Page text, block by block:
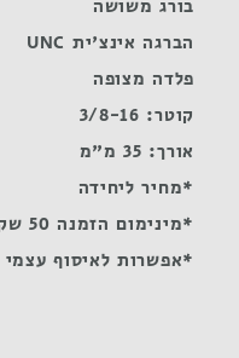
בורג משושה
הברגה אינצ'ית UNC
פלדה מצופה
קוטר: 3/8-16
אורך: 35 מ"מ
*מחיר ליחידה
*מינימום הזמנה 50 שקלים
*אפשרות לאיסוף